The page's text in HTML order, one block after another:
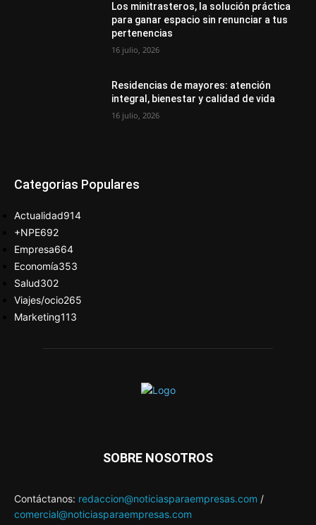
Los minitrasteros, la solución práctica
para ganar espacio sin renunciar a tus
pertenencias
16 julio, 2026
Residencias de mayores: atención
integral, bienestar y calidad de vida
16 julio, 2026
Categorias Populares
Actualidad914
+NPE692
Empresa664
Economía353
Salud302
Viajes/ocio265
Marketing113
SOBRE NOSOTROS
Contáctanos: redaccion@noticiasparaempresas.com /
comercial@noticiasparaempresas.com